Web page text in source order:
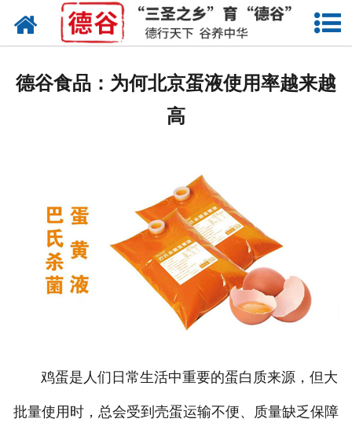
网站首页
新闻中心
走进德谷
招商加盟
德谷食品：为何北京蛋液使用率越来越
高
鸡蛋是人们日常生活中重要的蛋白质来源，但大
批量使用时，总会受到壳蛋运输不便、质量缺乏保障